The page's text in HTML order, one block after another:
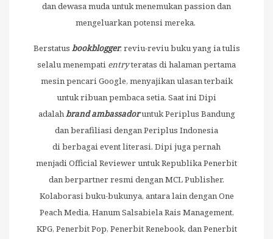
dan dewasa muda untuk menemukan passion dan
mengeluarkan potensi mereka.
Berstatus bookblogger, reviu-reviu buku yang ia tulis
selalu menempati entryteratas di halaman pertama
mesin pencari Google, menyajikan ulasan terbaik
untuk ribuan pembaca setia. Saat ini Dipi
adalahbrand ambassadoruntuk Periplus Bandung
dan berafiliasi dengan Periplus Indonesia
di berbagai event literasi. Dipi juga pernah
menjadi Official Reviewer untuk Republika Penerbit
dan berpartner resmi dengan MCL Publisher.
Kolaborasi buku-bukunya, antara lain dengan One
Peach Media, Hanum Salsabiela Rais Management,
KPG, Penerbit Pop, Penerbit Renebook, dan Penerbit